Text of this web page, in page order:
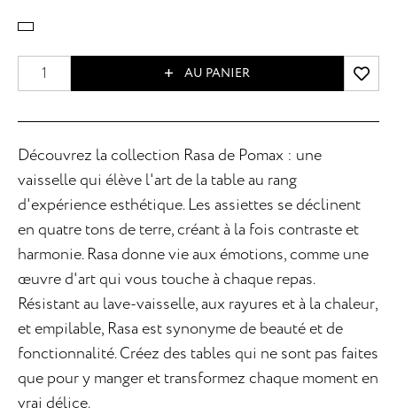
AU PANIER
Découvrez la collection Rasa de Pomax : une
vaisselle qui élève l'art de la table au rang
d'expérience esthétique. Les assiettes se déclinent
en quatre tons de terre, créant à la fois contraste et
harmonie. Rasa donne vie aux émotions, comme une
œuvre d'art qui vous touche à chaque repas.
Résistant au lave-vaisselle, aux rayures et à la chaleur,
et empilable, Rasa est synonyme de beauté et de
fonctionnalité. Créez des tables qui ne sont pas faites
que pour y manger et transformez chaque moment en
vrai délice.